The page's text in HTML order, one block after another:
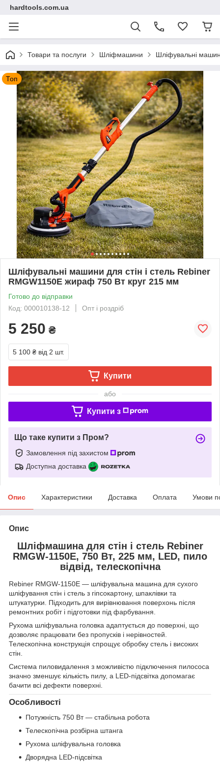
hardtools.com.ua
Товари та послуги Шліфмашини Шліфувальні
Топ
Шліфувальні машини для стін і стель Rebiner
RMGW1150E жираф 750 Вт круг 215 мм
Готово до відправки
Код: 000010138-12
Опт і роздріб
5 250 ₴
5 100 ₴ від 2 шт.
Купити
або
Купити з
Що таке купити з Пром?
Замовлення під захистом
Доступна доставка
Опис Характеристики Доставка Оплата Умови
Опис
Шліфмашина для стін і стель Rebiner
RMGW-1150E, 750 Вт, 225 мм, LED, пило
відвід, телескопічна
Rebiner RMGW-1150E — шліфувальна машина для сухого
шліфування стін і стель з гіпсокартону, шпаклівки та
штукатурки. Підходить для вирівнювання поверхонь після
ремонтних робіт і підготовки під фарбування.
Рухома шліфувальна головка адаптується до поверхні, що
дозволяє працювати без пропусків і нерівностей.
Телескопічна конструкція спрощує обробку стель і високих
стін.
Система пиловидалення з можливістю підключення пилососа
значно зменшує кількість пилу, а LED-підсвітка допомагає
бачити всі дефекти поверхні.
Особливості
Потужність 750 Вт — стабільна робота
Телескопічна розбірна штанга
Рухома шліфувальна головка
Дворядна LED-підсвітка